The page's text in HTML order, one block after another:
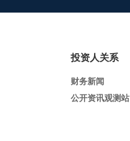
投资人关系
财务新闻
公开资讯观测站